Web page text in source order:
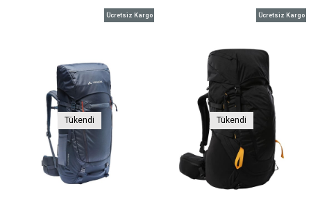
Tükendi
Ücretsiz Kargo
Tükendi
Ücretsiz Kargo